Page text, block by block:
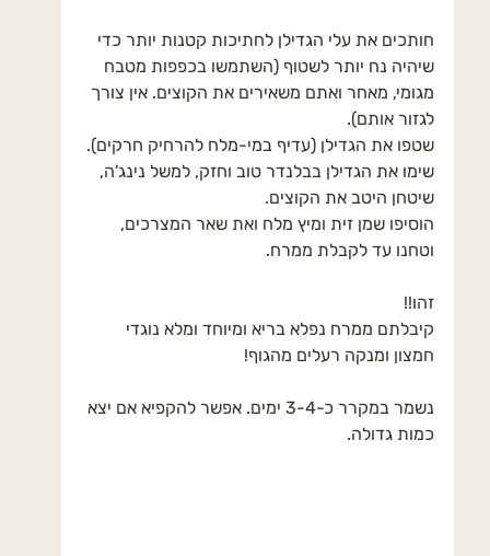
חותכים את עלי הגדילן לחתיכות קטנות יותר כדי
שיהיה נח יותר לשטוף (השתמשו בכפפות מטבח
מגומי, מאחר ואתם משאירים את הקוצים. אין צורך
לגזור אותם).
שטפו את הגדילן (עדיף במי-מלח להרחיק חרקים).
שימו את הגדילן בבלנדר טוב וחזק, למשל נינג'ה,
שיטחן היטב את הקוצים.
הוסיפו שמן זית ומיץ מלח ואת שאר המצרכים,
וטחנו עד לקבלת ממרח.
זהו!!
קיבלתם ממרח נפלא בריא ומיוחד ומלא נוגדי
חמצון ומנקה רעלים מהגוף!
נשמר במקרר כ-3-4 ימים. אפשר להקפיא אם יצא
כמות גדולה.